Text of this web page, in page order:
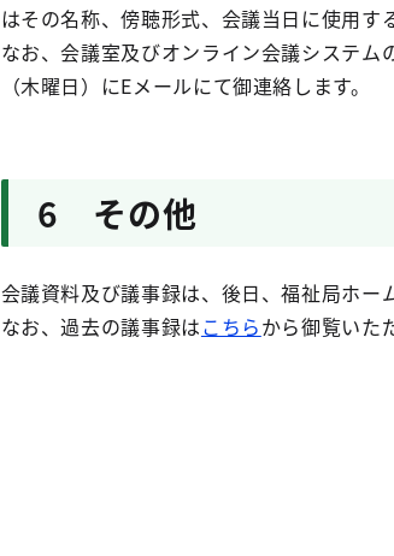
はその名称、傍聴形式、会議当日に使用す
なお、会議室及びオンライン会議システ
（木曜日）にEメールにて御連絡します。
6 その他
会議資料及び議事録は、後日、福祉局ホー
なお、過去の議事録はこちらから御覧いた